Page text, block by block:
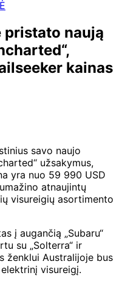
pristato naują
kainas
savo naujo
užsakymus,
yra nuo 59 990 USD
atnaujintų
visureigių asortimento
į augančią „Subaru“
su „Solterra“ ir
ženklui Australijoje bus
visureigį.